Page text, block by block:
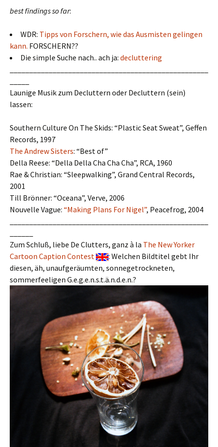
best findings so far:
WDR: Tipps von Forschern, wie das Ausmisten gelingen
kann. FORSCHERN??
Die simple Suche nach.. ach ja: decluttering
Launige Musik zum Decluttern oder Decluttern (sein)
lassen:
Southern Culture On The Skids: “Plastic Seat Sweat”, Geffen
Records, 1997
The Andrew Sisters: “Best of”
Della Reese: “Della Della Cha Cha Cha”, RCA, 1960
Rae & Christian: “Sleepwalking”, Grand Central Records,
2001
Till Brönner: “Oceana”, Verve, 2006
Nouvelle Vague: “Making Plans For Nigel”, Peacefrog, 2004
Zum Schluß, liebe De Clutters, ganz à la The New Yorker
Cartoon Caption Contest
: Welchen Bildtitel gebt Ihr
diesen, äh, unaufgeräumten, sonnegetrockneten,
sommerfeeligen G.e.g.e.n.s.t.ä.n.d.e.n.?